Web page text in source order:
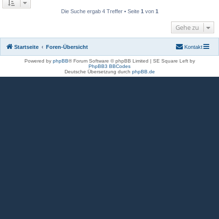
Die Suche ergab 4 Treffer • Seite 1 von 1
Gehe zu
Startseite Foren-Übersicht Kontakt
Powered by phpBB® Forum Software © phpBB Limited | SE Square Left by
PhpBB3 BBCodes
Deutsche Übersetzung durch phpBB.de